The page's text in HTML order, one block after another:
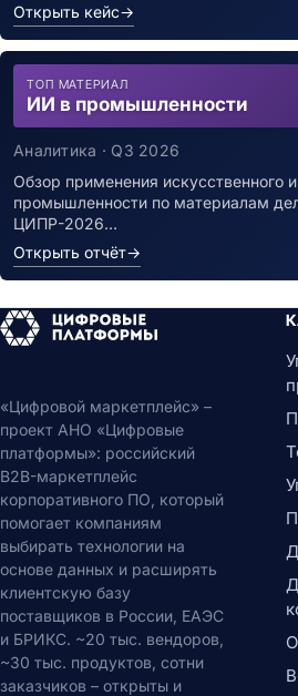
Открыть кейс→
ТОП МАТЕРИАЛ
ИИ в промышленности
Аналитика · Q3 2026
Обзор применения искусственного
промышленности по материалам
ЦИПР-2026…
Открыть отчёт→
«Цифровой маркетплейс» –
проект АНО «Цифровые
платформы»: российский
B2B-маркетплейс
корпоративного ПО, который
помогает компаниям
выбирать технологии на
основе данных и расширять
клиентскую базу
поставщиков в России, ЕАЭС
и БРИКС. ~20 тыс. вендоров,
~30 тыс. продуктов, сотни
заказчиков – открыты и